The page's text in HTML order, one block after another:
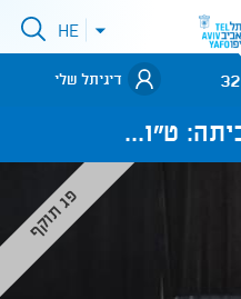
פתיחתHE
דיגיתל שלי
ט"ו...
פג תוקף